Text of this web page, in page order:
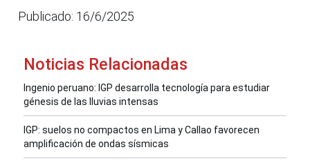
Publicado: 16/6/2025
Noticias Relacionadas
Ingenio peruano: IGP desarrolla tecnología para estudiar
génesis de las lluvias intensas
IGP: suelos no compactos en Lima y Callao favorecen
amplificación de ondas sísmicas